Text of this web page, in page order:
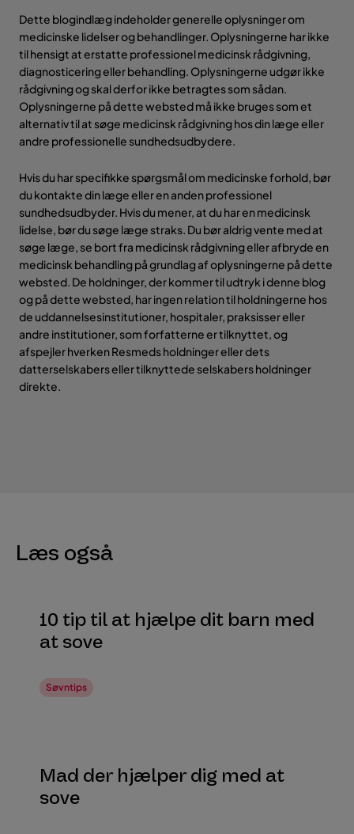
Dette blogindlæg indeholder generelle oplysninger om
medicinske lidelser og behandlinger. Oplysningerne har ikke
til hensigt at erstatte professionel medicinsk rådgivning,
diagnosticering eller behandling. Oplysningerne udgør ikke
rådgivning og skal derfor ikke betragtes som sådan.
Oplysningerne på dette websted må ikke bruges som et
alternativ til at søge medicinsk rådgivning hos din læge eller
andre professionelle sundhedsudbydere.
Hvis du har specifikke spørgsmål om medicinske forhold, bør
du kontakte din læge eller en anden professionel
sundhedsudbyder. Hvis du mener, at du har en medicinsk
lidelse, bør du søge læge straks. Du bør aldrig vente med at
søge læge, se bort fra medicinsk rådgivning eller afbryde en
medicinsk behandling på grundlag af oplysningerne på dette
websted. De holdninger, der kommer til udtryk i denne blog
og på dette websted, har ingen relation til holdningerne hos
de uddannelsesinstitutioner, hospitaler, praksisser eller
andre institutioner, som forfatterne er tilknyttet, og
afspejler hverken Resmeds holdninger eller dets
datterselskabers eller tilknyttede selskabers holdninger
direkte.
Læs også
10 tip til at hjælpe dit barn med
at sove
Søvntips
Mad der hjælper dig med at
sove